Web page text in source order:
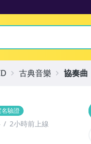
名驗證
2小時前上線
古典音樂 協奏曲